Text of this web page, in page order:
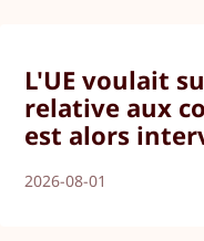
L'UE voulait
relative aux
est alors
2026-08-01